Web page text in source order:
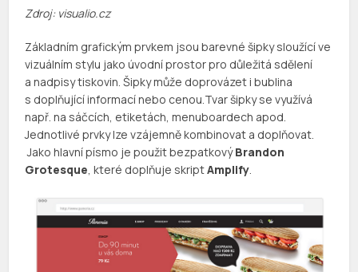
Zdroj: visualio.cz
Základním grafickým prvkem jsou barevné šipky sloužící ve
vizuálním stylu jako úvodní prostor pro důležitá sdělení
a nadpisy tiskovin. Šipky může doprovázet i bublina
s doplňující informací nebo cenou.Tvar šipky se využívá
např. na sáčcích, etiketách, menuboardech apod.
Jednotlivé prvky lze vzájemně kombinovat a doplňovat.
Jako hlavní písmo je použit bezpatkovýBrandon
Grotesque, které doplňuje skriptAmplify.